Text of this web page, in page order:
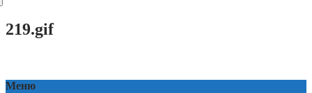
219.gif
Меню